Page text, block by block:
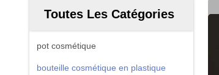
Toutes Les Catégories
pot cosmétique
bouteille cosmétique en plastique